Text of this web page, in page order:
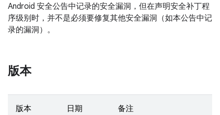
Android 安全公告中记录的安全漏洞，但在声明安全补丁程
序级别时，并不是必须要修复其他安全漏洞（如本公告中记
录的漏洞）。
版本
版本 日期 备注